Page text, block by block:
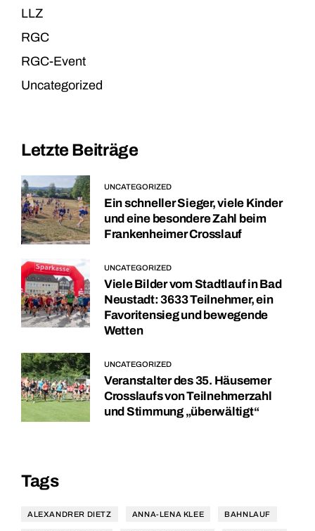
LLZ
RGC
RGC-Event
Uncategorized
Letzte Beiträge
UNCATEGORIZED
Ein schneller Sieger, viele Kinder
und eine besondere Zahl beim
Frankenheimer Crosslauf
UNCATEGORIZED
Viele Bilder vom Stadtlauf in Bad
Neustadt: 3633 Teilnehmer, ein
Favoritensieg und bewegende
Wetten
UNCATEGORIZED
Veranstalter des 35. Häusemer
Crosslaufs von Teilnehmerzahl
und Stimmung „überwältigt“
Tags
ALEXANDRER DIETZ ANNA-LENA KLEE BAHNLAUF